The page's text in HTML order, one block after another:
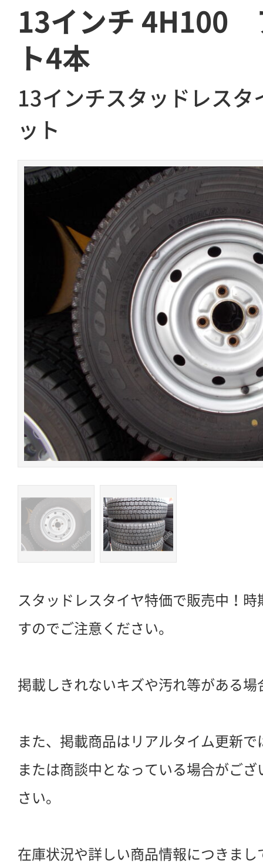
13インチ 4H100
ト4本
13インチスタッドレスタ
ット
スタッドレスタイヤ特価で販売中！
すのでご注意ください。
掲載しきれないキズや汚れ等がある場
また、掲載商品はリアルタイム更新
または商談中となっている場合がご
さい。
在庫状況や詳しい商品情報につきま